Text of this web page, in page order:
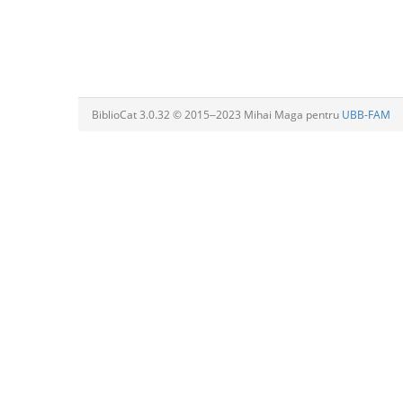
BiblioCat 3.0.32 © 2015‒2023 Mihai Maga pentru UBB-FAM